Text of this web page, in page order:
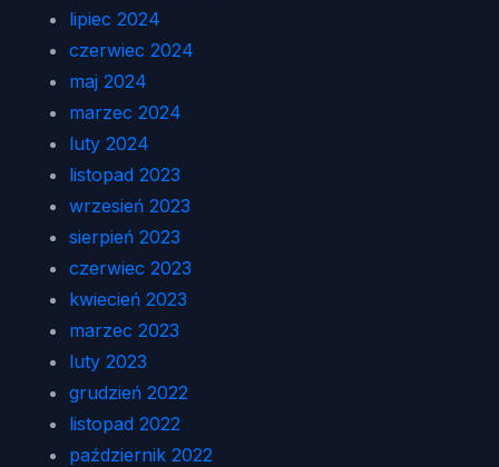
lipiec 2024
czerwiec 2024
maj 2024
marzec 2024
luty 2024
listopad 2023
wrzesień 2023
sierpień 2023
czerwiec 2023
kwiecień 2023
marzec 2023
luty 2023
grudzień 2022
listopad 2022
październik 2022